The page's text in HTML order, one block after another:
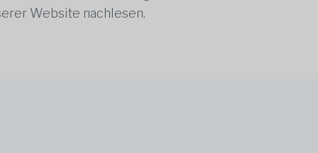
Website nachlesen.